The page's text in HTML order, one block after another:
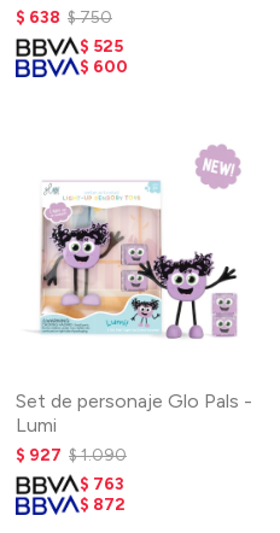
$ 638 $750
$ 525
$ 600
Set de personaje Glo Pals -
Lumi
$ 927 $1.090
$ 763
$ 872